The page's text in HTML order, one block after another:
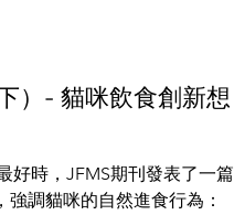
）- 貓咪飲食創新想
好時，JFMS期刊發表了一篇
調貓咪的自然進食行為：